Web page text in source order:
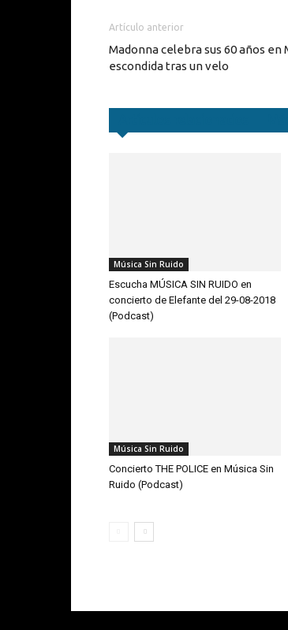
Artículo anterior
Madonna celebra sus 60 años en
escondida tras un velo
Música Sin Ruido
Escucha MÚSICA SIN RUIDO en
concierto de Elefante del 29-08-2018
(Podcast)
Música Sin Ruido
Concierto THE POLICE en Música Sin
Ruido (Podcast)